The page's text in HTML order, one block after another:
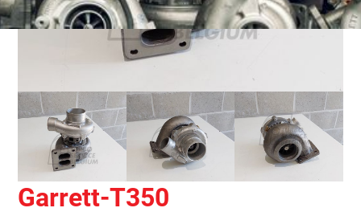
Garrett-T350